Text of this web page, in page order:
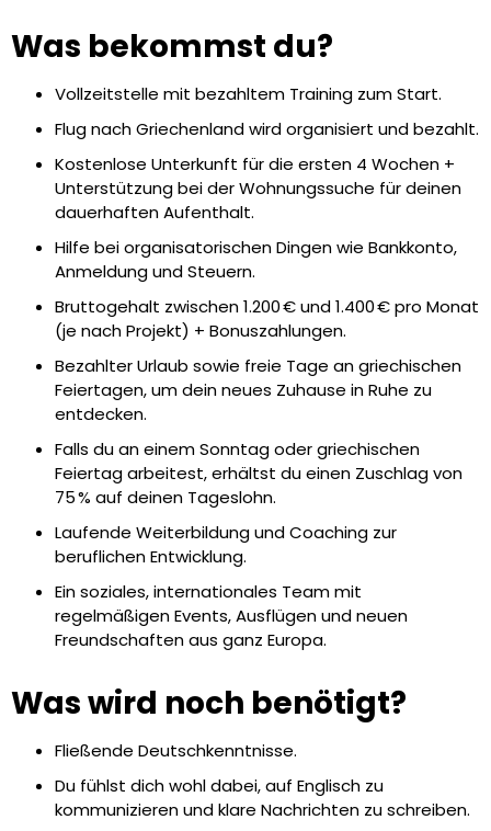
Was bekommst du?
Vollzeitstelle mit bezahltem Training zum Start.
Flug nach Griechenland wird organisiert und bezahlt.
Kostenlose Unterkunft für die ersten 4 Wochen +
Unterstützung bei der Wohnungssuche für deinen
dauerhaften Aufenthalt.
Hilfe bei organisatorischen Dingen wie Bankkonto,
Anmeldung und Steuern.
Bruttogehalt zwischen 1.200 € und 1.400 € pro Monat
(je nach Projekt) + Bonuszahlungen.
Bezahlter Urlaub sowie freie Tage an griechischen
Feiertagen, um dein neues Zuhause in Ruhe zu
entdecken.
Falls du an einem Sonntag oder griechischen
Feiertag arbeitest, erhältst du einen Zuschlag von
75 % auf deinen Tageslohn.
Laufende Weiterbildung und Coaching zur
beruflichen Entwicklung.
Ein soziales, internationales Team mit
regelmäßigen Events, Ausflügen und neuen
Freundschaften aus ganz Europa.
Was wird noch benötigt?
Fließende Deutschkenntnisse.
Du fühlst dich wohl dabei, auf Englisch zu
kommunizieren und klare Nachrichten zu schreiben.